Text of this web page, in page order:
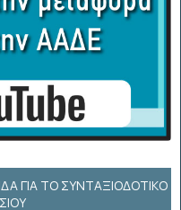
ΓΙΑ ΤΟ ΣΥΝΤΑΞΙΟΔΟΤΙΚΌ